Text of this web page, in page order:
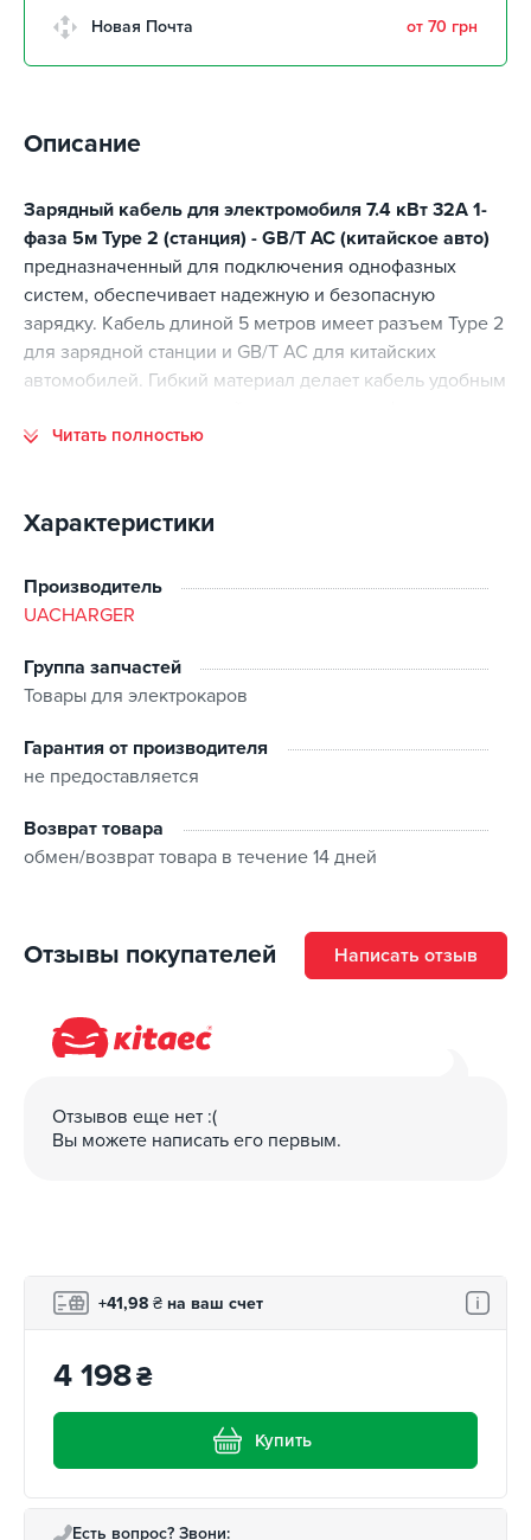
Новая Почта от 70 грн
Описание
Зарядный кабель для электромобиля 7.4 кВт 32А 1-
фаза 5м Type 2 (станция) - GB/T AC (китайское авто)
предназначенный для подключения однофазных
систем, обеспечивает надежную и безопасную
зарядку. Кабель длиной 5 метров имеет разъем Type 2
для зарядной станции и GB/T AC для китайских
автомобилей. Гибкий материал делает кабель удобным
позволяет использовать его на открытом воздухе,
Читать полностью
Характеристики
Производитель
UACHARGER
Группа запчастей
Товары для электрокаров
Гарантия от производителя
не предоставляется
Возврат товара
обмен/возврат товара в течение 14 дней
Отзывы покупателей Написать отзыв
Отзывов еще нет :(
Вы можете написать его первым.
+41,98 ₴ на ваш счет
4 198₴
Купить
Есть вопрос? Звони: